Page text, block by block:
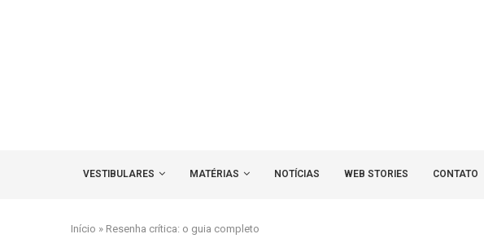
VESTIBULARES MATÉRIAS NOTÍCIAS WEB STORIES CONTATO
Início » Resenha crítica: o guia completo